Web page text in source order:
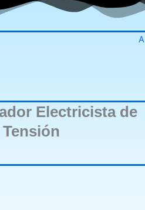
Electricista de